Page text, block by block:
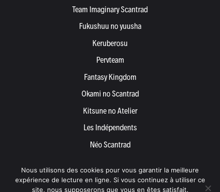
Team Imaginary Scantrad
Fukushuu no yuusha
Keruberosu
Pervteam
Fantasy Kingdom
Okami no Scantrad
Kitsune no Atelier
Les Indépendents
Néo Scantrad
Devenir partenaire
Nous utilisons des cookies pour vous garantir la meilleure
expérience de lecture en ligne. Si vous continuez à utiliser ce
site, nous supposerons que vous en êtes satisfait.